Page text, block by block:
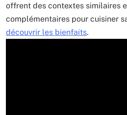
offrent des contextes similaires
complémentaires pour cuisiner
découvrir les bienfaits.